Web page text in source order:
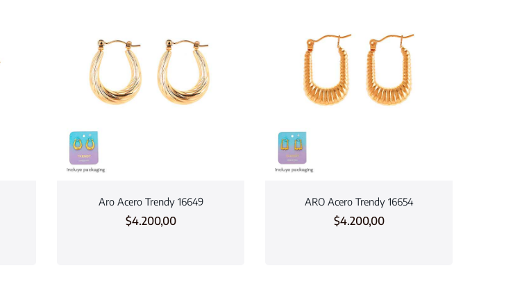
Aro Acero Trendy 16649
$4.200,00
ARO Acero Trendy 16654
$4.200,00